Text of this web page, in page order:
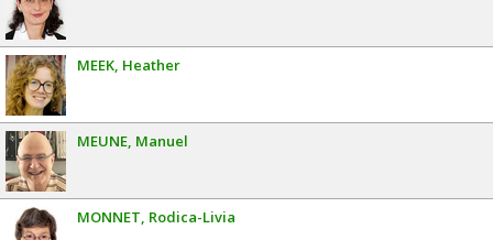
MEEK Heather
MEUNE Manuel
MONNET Rodica-Livia